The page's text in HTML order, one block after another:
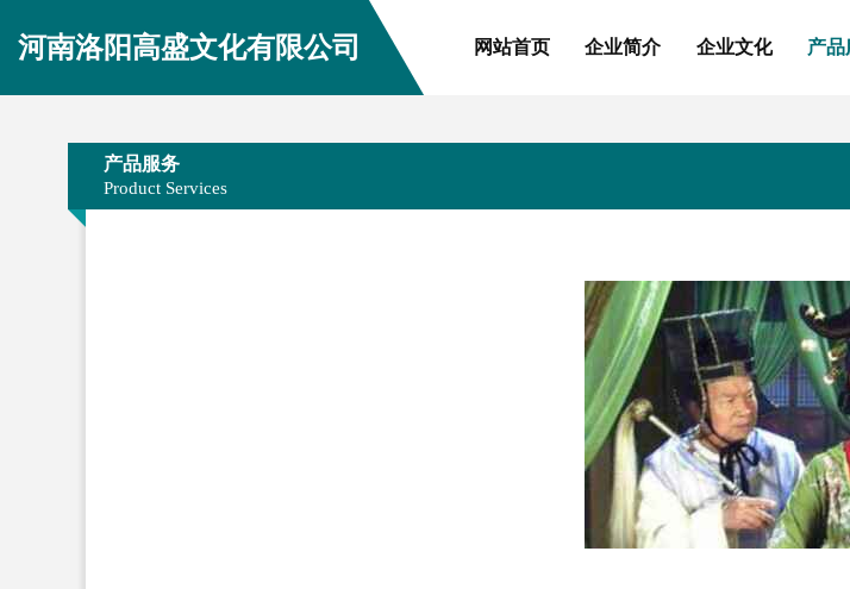
河南洛阳高盛文化有限公司 网站首页 企业简介 企业文化 产品
产品服务
Product Services